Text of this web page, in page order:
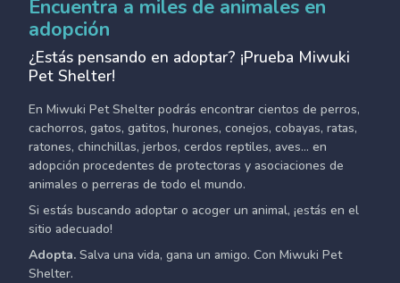
Encuentra a miles de animales en
adopción
¿Estás pensando en adoptar? ¡Prueba Miwuki
Pet Shelter!
En Miwuki Pet Shelter podrás encontrar cientos de perros,
cachorros, gatos, gatitos, hurones, conejos, cobayas, ratas,
ratones, chinchillas, jerbos, cerdos reptiles, aves... en
adopción procedentes de protectoras y asociaciones de
animales o perreras de todo el mundo.
Si estás buscando adoptar o acoger un animal, ¡estás en el
sitio adecuado!
Adopta. Salva una vida, gana un amigo. Con Miwuki Pet
Shelter.